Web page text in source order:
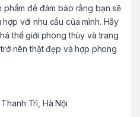
để đảm bảo rằng bạn sẽ
với nhu cầu của mình. Hãy
thế giới phong thủy và trang
nên thật đẹp và hợp phong
Trì, Hà Nội